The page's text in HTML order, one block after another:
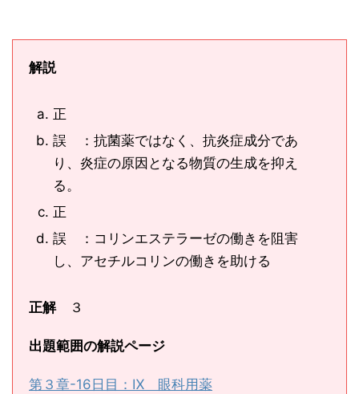
解説
正
誤 ：抗菌薬ではなく、抗炎症成分であ
り、炎症の原因となる物質の生成を抑え
る。
正
誤 ：コリンエステラーゼの働きを阻害
し、アセチルコリンの働きを助ける
正解３
出題範囲の解説ページ
第３章-16日目：Ⅸ 眼科用薬